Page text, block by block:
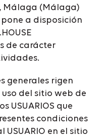
Málaga (Málaga)
pone a disposición
de carácter
generales rigen
del sitio web de
USUARIOS que
condiciones
USUARIO en el sitio